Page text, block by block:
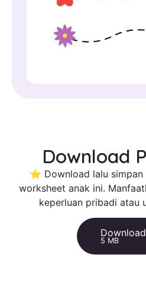
Download
⭐ Download lalu
worksheet anak ini.
keperluan pribadi atau
5 MB